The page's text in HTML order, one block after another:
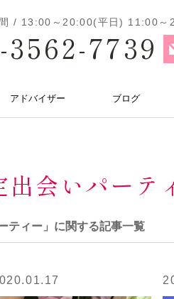
/ 13:00～20:00(平日) 11:00
3562-7739
アドバイザー ブログ
会いパーテ
ティー」に関する記事一覧